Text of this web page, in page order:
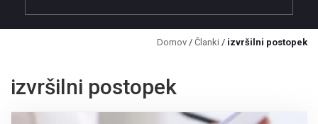
Domov / Članki / izvršilni postopek
izvršilni postopek